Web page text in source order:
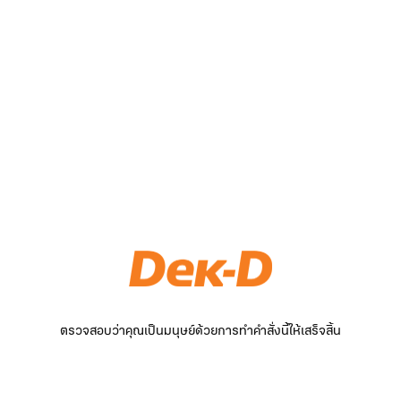
ตรวจสอบว่าคุณเป็นมนุษย์ด้วยการทำคำสั่งนี้ให้เสร็จสิ้น